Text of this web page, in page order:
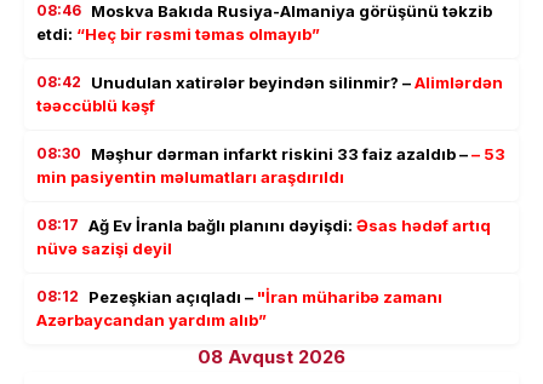
08:46 Moskva Bakıda Rusiya-Almaniya görüşünü təkzib
etdi: “Heç bir rəsmi təmas olmayıb”
08:42 Unudulan xatirələr beyindən silinmir? –Alimlərdən
təəccüblü kəşf
08:30 Məşhur dərman infarkt riskini 33 faiz azaldıb –– 53
min pasiyentin məlumatları araşdırıldı
08:17 Ağ Ev İranla bağlı planını dəyişdi: Əsas hədəf artıq
nüvə sazişi deyil
08:12 Pezeşkian açıqladı – "İran müharibə zamanı
Azərbaycandan yardım alıb”
08 Avqust 2026